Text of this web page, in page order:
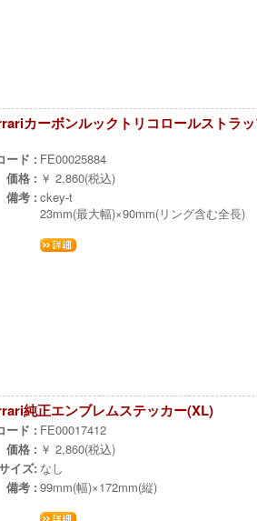
カーボンルックトリコロールストラ
ード : FE00025884
価格 : ￥ 2,860(税込)
備考 : ckey-t
23mm(最大幅)×90mm(リング含む全長)
純正エンブレムステッカー(XL)
ード : FE00017412
価格 : ￥ 2,860(税込)
イズ: なし
備考 : 99mm(幅)×172mm(縦)